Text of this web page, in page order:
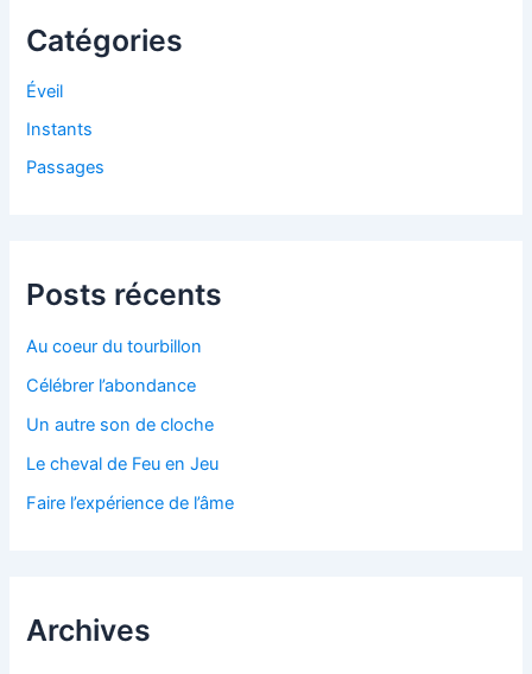
Catégories
Éveil
Instants
Passages
Posts récents
Au coeur du tourbillon
Célébrer l’abondance
Un autre son de cloche
Le cheval de Feu en Jeu
Faire l’expérience de l’âme
Archives